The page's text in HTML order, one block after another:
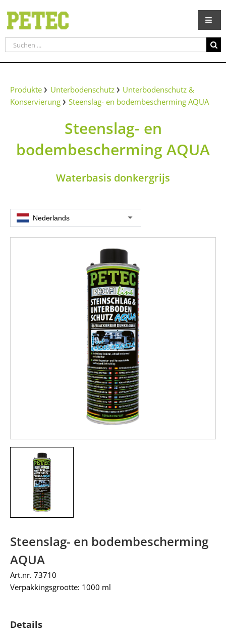
Inhalt
springen
Suche
nach:
Produkte Unterbodenschutz
Unterbodenschutz &
Konservierung
Steenslag- en bodembescherming AQUA
Steenslag- en
bodembescherming AQUA
Waterbasis donkergrijs
Nederlands
Steenslag- en bodembescherming
AQUA
Art.nr. 73710
Verpakkingsgrootte: 1000 ml
Details